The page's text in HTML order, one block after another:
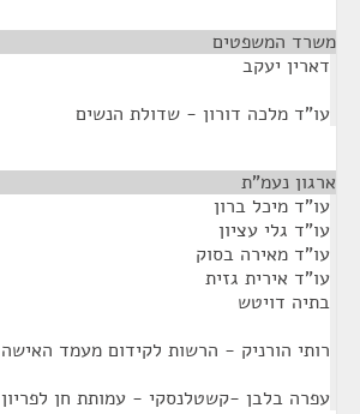
משרד המשפטים
דארין יעקב
עו"ד מלכה דורון - שדולת הנשים
ארגון נעמ"ת
עו"ד מיכל ברון
עו"ד גלי עציון
עו"ד מאירה בסוק
עו"ד אירית גזית
בתיה דויטש
רותי הורניק - הרשות לקידום מעמד האישה
עפרה בלבן -קשטלנסקי - עמותת חן לפריון